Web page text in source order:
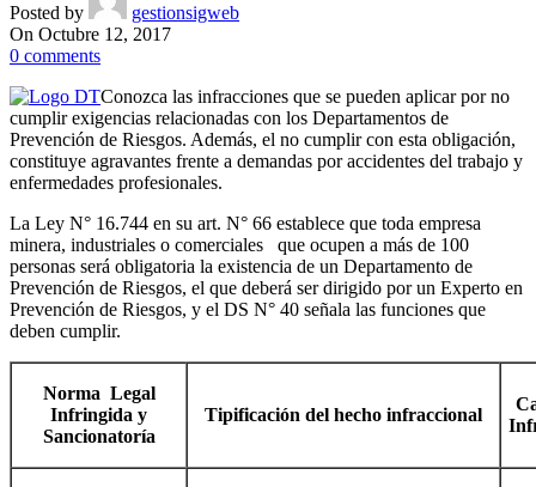
Posted by
gestionsigweb
On Octubre 12, 2017
0 comments
Conozca las infracciones que se pueden aplicar por no
cumplir exigencias relacionadas con los Departamentos de
Prevención de Riesgos. Además, el no cumplir con esta obligación,
constituye agravantes frente a demandas por accidentes del trabajo y
enfermedades profesionales.
La Ley N° 16.744 en su art. N° 66 establece que toda empresa
minera, industriales o comerciales que ocupen a más de 100
personas será obligatoria la existencia de un Departamento de
Prevención de Riesgos, el que deberá ser dirigido por un Experto en
Prevención de Riesgos, y el DS N° 40 señala las funciones que
deben cumplir.
Norma Legal
Infringida y
Sancionatoría
Tipificación del hecho infraccional